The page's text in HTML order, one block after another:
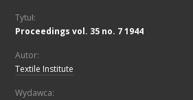
Tytuł:
Proceedings vol. 35 no. 7 1944
Autor:
Textile Institute
Wydawca: